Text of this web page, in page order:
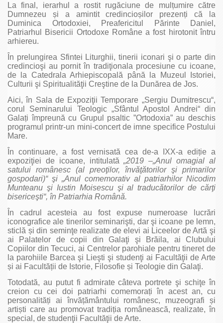
La final, ierarhul a rostit rugăciune de mulțumire către
Dumnezeu și a amintit credincioșilor prezenți că la
Duminica Ortodoxiei, Preafericitul Părinte Daniel,
Patriarhul Bisericii Ortodoxe Române a fost hirotonit întru
arhiereu.
În prelungirea Sfintei Liturghii, tinerii iconari şi o parte din
credincioşi au pornit în tradiţionala procesiune cu icoane,
de la Catedrala Arhiepiscopală până la Muzeul Istoriei,
Culturii şi Spiritualităţii Creştine de la Dunărea de Jos.
Aici, în Sala de Expoziţii Temporare „Sergiu Dumitrescu“,
corul Seminarului Teologic „Sfântul Apostol Andrei“ din
Galați împreună cu Grupul psaltic ”Ortodoxia” au deschis
programul printr-un mini-concert de imne specifice Postului
Mare.
În continuare, a fost vernisată cea de-a IXX-a ediție a
expoziţiei de icoane, intitulată„2019 –„Anul omagial al
satului românesc (al preoţilor, învăţătorilor şi primarilor
gospodari)“ şi „Anul comemorativ al patriarhilor Nicodim
Munteanu şi Iustin Moisescu şi al traducătorilor de cărţi
bisericeşti“, în Patriarhia Română.
În cadrul acesteia au fost expuse numeroase lucrări
iconografice ale tinerilor seminarişti, dar şi icoane pe lemn,
sticlă și din seminţe realizate de elevi ai Liceelor de Artă şi
ai Palatelor de copii din Galaţi şi Brăila, ai Clubului
Copiilor din Tecuci, ai Centrelor parohiale pentru tineret de
la parohiile Barcea şi Lieşti şi studenţi ai Facultăţii de Arte
și ai Facultății de Istorie, Filosofie și Teologie din Galaţi.
Totodată, au putut fi admirate câteva portrete şi schiţe în
creion cu cei doi patriarhi comemorați în acest an, cu
personalități ai învățământului românesc, muzeografi și
artiști care au promovat tradiția românească, realizate, în
special, de studenţii Facultăţii de Arte.